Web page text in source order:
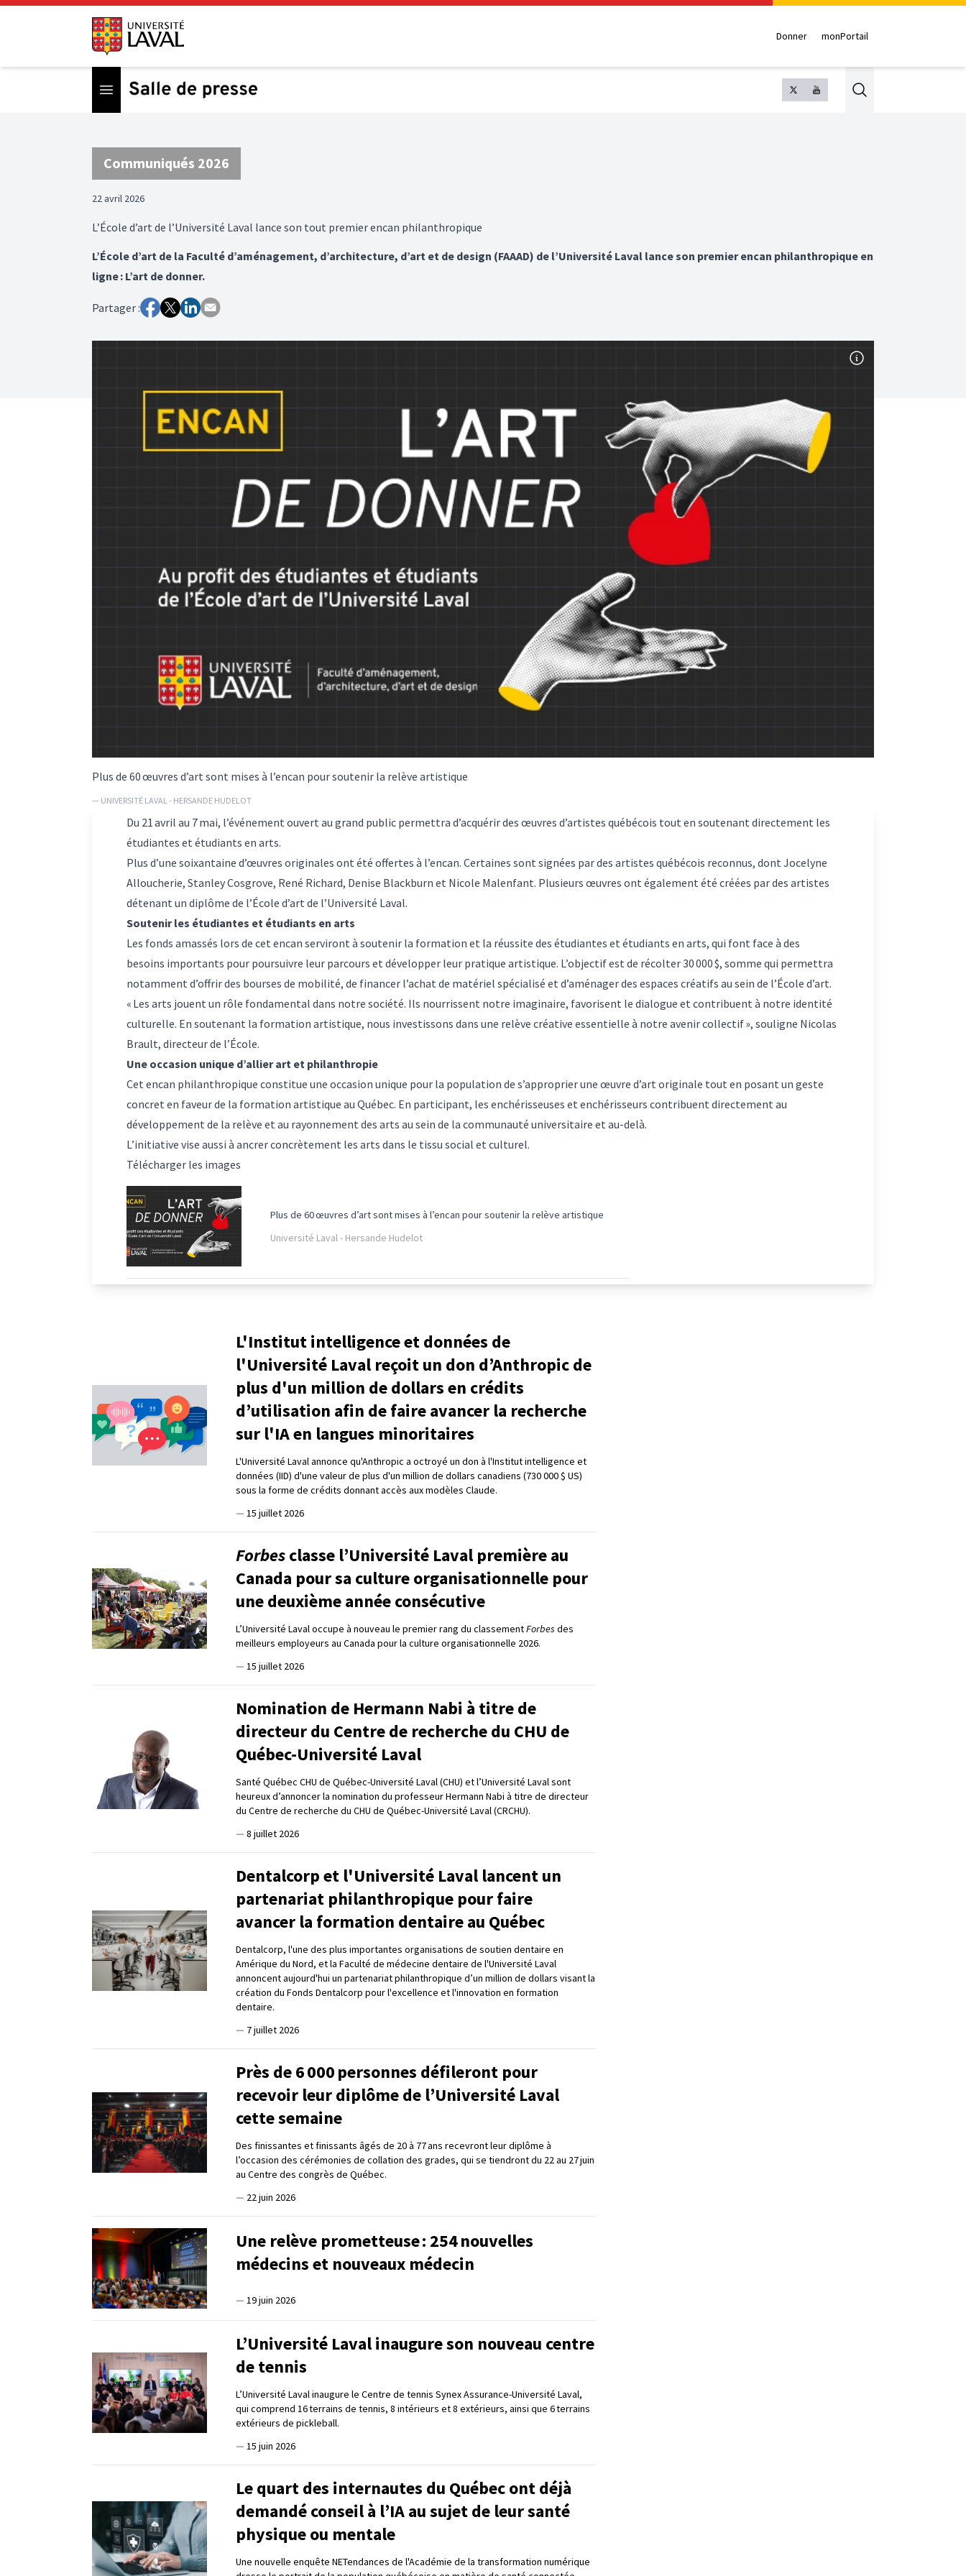
Donner monPortail
Open menu Search
Communiqués 2026
22 avril 2026
L’École d’art de l’Université Laval lance son tout premier encan philanthropique
L’École d’art de la Faculté d’aménagement, d’architecture, d’art et de design (FAAAD) de l’Université Laval lance son premier encan philanthropique en
ligne : L’art de donner.
Partager :
Plus de 60 œuvres d’art sont mises à l’encan pour soutenir la relève artistique
— UNIVERSITÉ LAVAL - HERSANDE HUDELOT
Du 21 avril au 7 mai, l’événement ouvert au grand public permettra d’acquérir des œuvres d’artistes québécois tout en soutenant directement les
étudiantes et étudiants en arts.
Plus d’une soixantaine d’œuvres originales ont été offertes à l’encan. Certaines sont signées par des artistes québécois reconnus, dont Jocelyne
Alloucherie, Stanley Cosgrove, René Richard, Denise Blackburn et Nicole Malenfant. Plusieurs œuvres ont également été créées par des artistes
détenant un diplôme de l’École d’art de l’Université Laval.
Soutenir les étudiantes et étudiants en arts
Les fonds amassés lors de cet encan serviront à soutenir la formation et la réussite des étudiantes et étudiants en arts, qui font face à des
besoins importants pour poursuivre leur parcours et développer leur pratique artistique. L’objectif est de récolter 30 000 $, somme qui permettra
notamment d’offrir des bourses de mobilité, de financer l’achat de matériel spécialisé et d’aménager des espaces créatifs au sein de l’École d’art.
« Les arts jouent un rôle fondamental dans notre société. Ils nourrissent notre imaginaire, favorisent le dialogue et contribuent à notre identité
culturelle. En soutenant la formation artistique, nous investissons dans une relève créative essentielle à notre avenir collectif », souligne Nicolas
Brault, directeur de l’École.
Une occasion unique d’allier art et philanthropie
Cet encan philanthropique constitue une occasion unique pour la population de s’approprier une œuvre d’art originale tout en posant un geste
concret en faveur de la formation artistique au Québec. En participant, les enchérisseuses et enchérisseurs contribuent directement au
développement de la relève et au rayonnement des arts au sein de la communauté universitaire et au-delà.
L’initiative vise aussi à ancrer concrètement les arts dans le tissu social et culturel.
Télécharger les images
Plus de 60 œuvres d’art sont mises à l’encan pour soutenir la relève artistique
Université Laval - Hersande Hudelot
L'Institut intelligence et données de
l'Université Laval reçoit un don d’Anthropic de
plus d'un million de dollars en crédits
d’utilisation afin de faire avancer la recherche
sur l'IA en langues minoritaires
L'Université Laval annonce qu'Anthropic a octroyé un don à l'Institut intelligence et
données (IID) d'une valeur de plus d'un million de dollars canadiens (730 000 $ US)
sous la forme de crédits donnant accès aux modèles Claude.
— 15 juillet 2026
Forbesclasse l’Université Laval première au
Canada pour sa culture organisationnelle pour
une deuxième année consécutive
L’Université Laval occupe à nouveau le premier rang du classementForbes des
meilleurs employeurs au Canada pour la culture organisationnelle 2026.
— 15 juillet 2026
Nomination de Hermann Nabi à titre de
directeur du Centre de recherche du CHU de
Québec-Université Laval
Santé Québec CHU de Québec-Université Laval (CHU) et l’Université Laval sont
heureux d’annoncer la nomination du professeur Hermann Nabi à titre de directeur
du Centre de recherche du CHU de Québec-Université Laval (CRCHU).
— 8 juillet 2026
Dentalcorp et l'Université Laval lancent un
partenariat philanthropique pour faire
avancer la formation dentaire au Québec
Dentalcorp, l'une des plus importantes organisations de soutien dentaire en
Amérique du Nord, et la Faculté de médecine dentaire de l'Université Laval
annoncent aujourd'hui un partenariat philanthropique d’un million de dollars visant la
création du Fonds Dentalcorp pour l'excellence et l'innovation en formation
dentaire.
— 7 juillet 2026
Près de 6 000 personnes défileront pour
recevoir leur diplôme de l’Université Laval
cette semaine
Des finissantes et finissants âgés de 20 à 77 ans recevront leur diplôme à
l’occasion des cérémonies de collation des grades, qui se tiendront du 22 au 27 juin
au Centre des congrès de Québec.
— 22 juin 2026
Une relève prometteuse : 254 nouvelles
médecins et nouveaux médecin
— 19 juin 2026
L’Université Laval inaugure son nouveau centre
de tennis
L’Université Laval inaugure le Centre de tennis Synex Assurance-Université Laval,
qui comprend 16 terrains de tennis, 8 intérieurs et 8 extérieurs, ainsi que 6 terrains
extérieurs de pickleball.
— 15 juin 2026
Le quart des internautes du Québec ont déjà
demandé conseil à l’IA au sujet de leur santé
physique ou mentale
Une nouvelle enquête NETendances de l'Académie de la transformation numérique